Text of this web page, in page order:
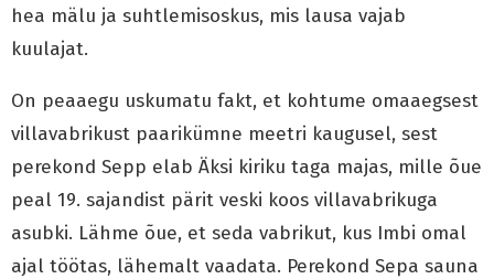
hea mälu ja suhtlemisoskus, mis lausa vajab
kuulajat.
On peaaegu uskumatu fakt, et kohtume omaaegsest
villavabrikust paarikümne meetri kaugusel, sest
perekond Sepp elab Äksi kiriku taga majas, mille õue
peal 19. sajandist pärit veski koos villavabrikuga
asubki. Lähme õue, et seda vabrikut, kus Imbi omal
ajal töötas, lähemalt vaadata. Perekond Sepa sauna